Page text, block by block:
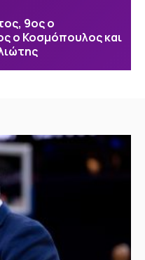
9ος ο
ο Κοσμόπουλος και